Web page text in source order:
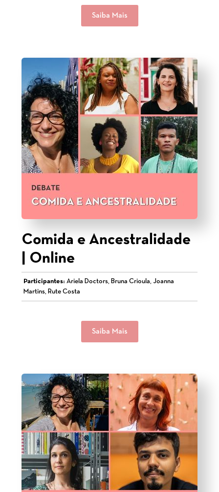
Saiba Mais
Comida e Ancestralidade
| Online
Participantes: Ariela Doctors, Bruna Crioula, Joanna
Martins, Rute Costa
Saiba Mais